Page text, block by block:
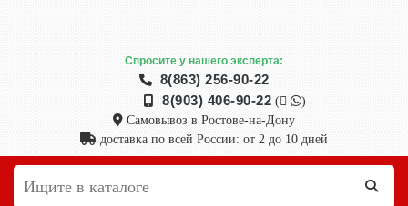
Спросите у нашего эксперта:
8(863) 256-90-22
8(903) 406-90-22 (
)
Самовывоз в Ростове-на-Дону
доставка по всей России: от 2 до 10 дней